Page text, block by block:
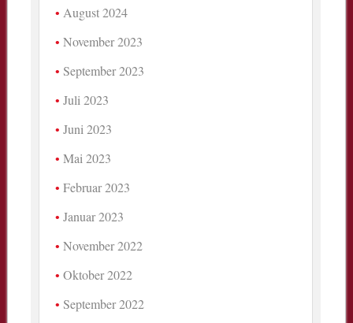
August 2024
November 2023
September 2023
Juli 2023
Juni 2023
Mai 2023
Februar 2023
Januar 2023
November 2022
Oktober 2022
September 2022